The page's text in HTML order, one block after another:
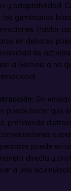
y adaptabilidad.
geminianos
Hablar
en debates
de
a Géminis a no
Sin
puede hacer que
prefiriendo
puede
directa y
a una